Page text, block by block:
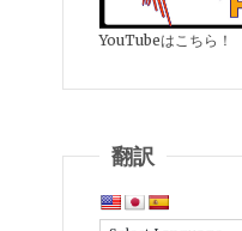
YouTubeはこちら！
翻訳